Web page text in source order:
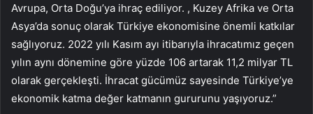
Avrupa, Orta Doğu’ya ihraç ediliyor. , Kuzey Afrika ve Orta
Asya’da sonuç olarak Türkiye ekonomisine önemli katkılar
sağlıyoruz. 2022 yılı Kasım ayı itibarıyla ihracatımız geçen
yılın aynı dönemine göre yüzde 106 artarak 11,2 milyar TL
olarak gerçekleşti. İhracat gücümüz sayesinde Türkiye’ye
ekonomik katma değer katmanın gururunu yaşıyoruz.”